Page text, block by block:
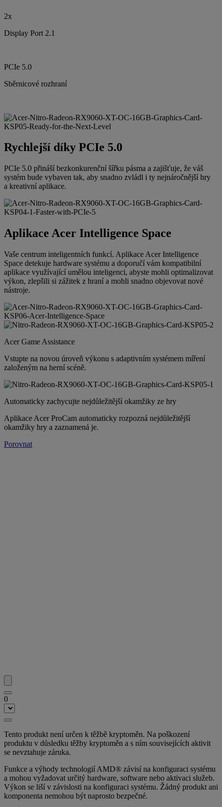
2x
Display Port 2.1
PCIe 5.0
Sběrnicové rozhraní
Rychlejší díky PCIe 5.0
PCIe 5.0 přináší bezkonkurenční šířku pásma a zajišťuje, že váš
systém bude vybaven tak, aby snadno zvládl i ty nejnáročnější hry
a kreativní aplikace.
Aplikace Acer Intelligence Space
Vaše centrum inteligentních funkcí. Aplikace Acer Intelligence
Space detekuje hardware systému a doporučí vám kompatibilní
aplikace využívající umělou inteligenci, abyste mohli optimalizovat
výkon, zlepšili si zážitek z hraní a mohli snadno objevovat nové
nástroje.
Acer Game Assistance
Vstupte na novou úroveň výkonu s adaptivním systémem míření
založeným na herní scéně.
Automaticky zachycujte nejdůležitější okamžiky ze hry
Aplikace Acer ProCam automaticky rozpozná nejdůležitější
okamžiky hry a zaznamená je.
Porovnat
0
Tento produkt není určen k těžbě kryptoměn. Na poškození
produktu v důsledku těžby kryptoměn a s ním souvisejících aktivit
se nevztahuje záruka.
Funkce a výhody technologií AMD® závisí na konfiguraci systému
a mohou vyžadovat určitý hardware, software nebo aktivaci služeb.
Výkon se liší v závislosti na konfiguraci systému. Žádný produkt ani
komponenta nemohou být naprosto bezpečné.